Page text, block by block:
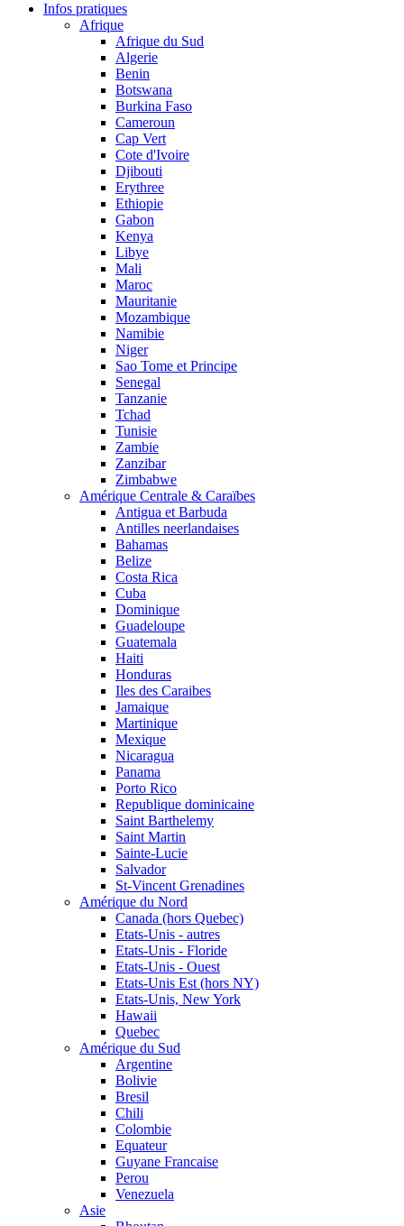
Infos pratiques
Afrique
Afrique du Sud
Algerie
Benin
Botswana
Burkina Faso
Cameroun
Cap Vert
Cote d'Ivoire
Djibouti
Erythree
Ethiopie
Gabon
Kenya
Libye
Mali
Maroc
Mauritanie
Mozambique
Namibie
Niger
Sao Tome et Principe
Senegal
Tanzanie
Tchad
Tunisie
Zambie
Zanzibar
Zimbabwe
Amérique Centrale & Caraïbes
Antigua et Barbuda
Antilles neerlandaises
Bahamas
Belize
Costa Rica
Cuba
Dominique
Guadeloupe
Guatemala
Haiti
Honduras
Iles des Caraibes
Jamaique
Martinique
Mexique
Nicaragua
Panama
Porto Rico
Republique dominicaine
Saint Barthelemy
Saint Martin
Sainte-Lucie
Salvador
St-Vincent Grenadines
Amérique du Nord
Canada (hors Quebec)
Etats-Unis - autres
Etats-Unis - Floride
Etats-Unis - Ouest
Etats-Unis Est (hors NY)
Etats-Unis, New York
Hawaii
Quebec
Amérique du Sud
Argentine
Bolivie
Bresil
Chili
Colombie
Equateur
Guyane Francaise
Perou
Venezuela
Asie